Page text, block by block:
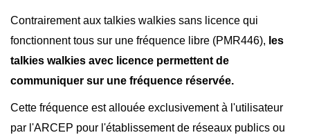
Contrairement aux talkies walkies sans licence qui
fonctionnent tous sur une fréquence libre (PMR446), les
talkies walkies avec licence permettent de
communiquer sur une fréquence réservée.
Cette fréquence est allouée exclusivement à l'utilisateur
par l'ARCEP pour l'établissement de réseaux publics ou